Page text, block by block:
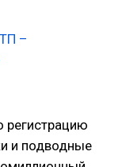
–
регистрацию
и подводные